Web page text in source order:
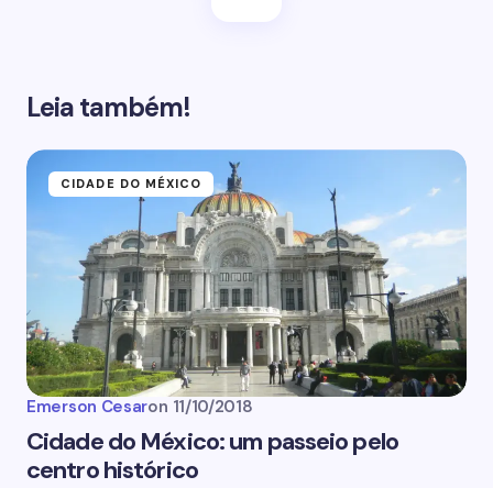
Leia também!
CIDADE DO MÉXICO
Emerson Cesaron 11/10/2018
Cidade do México: um passeio pelo
centro histórico